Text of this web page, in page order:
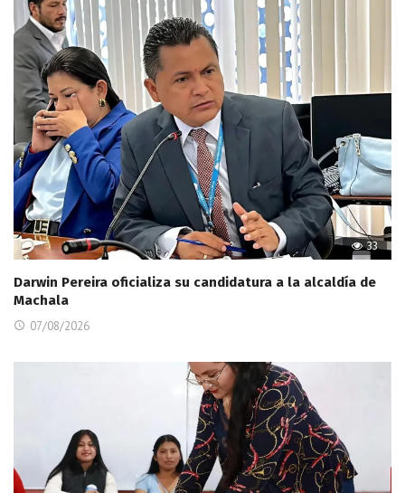
33
Darwin Pereira oficializa su candidatura a la alcaldía de
Machala
07/08/2026